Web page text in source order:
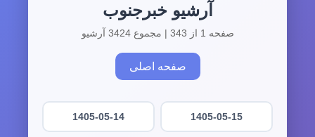
آرشیو خبرجنوب
صفحه 1 از 343 | مجموع 3424 آرشیو
صفحه اصلی
1405-05-15
1405-05-14